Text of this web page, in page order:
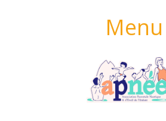
Menu